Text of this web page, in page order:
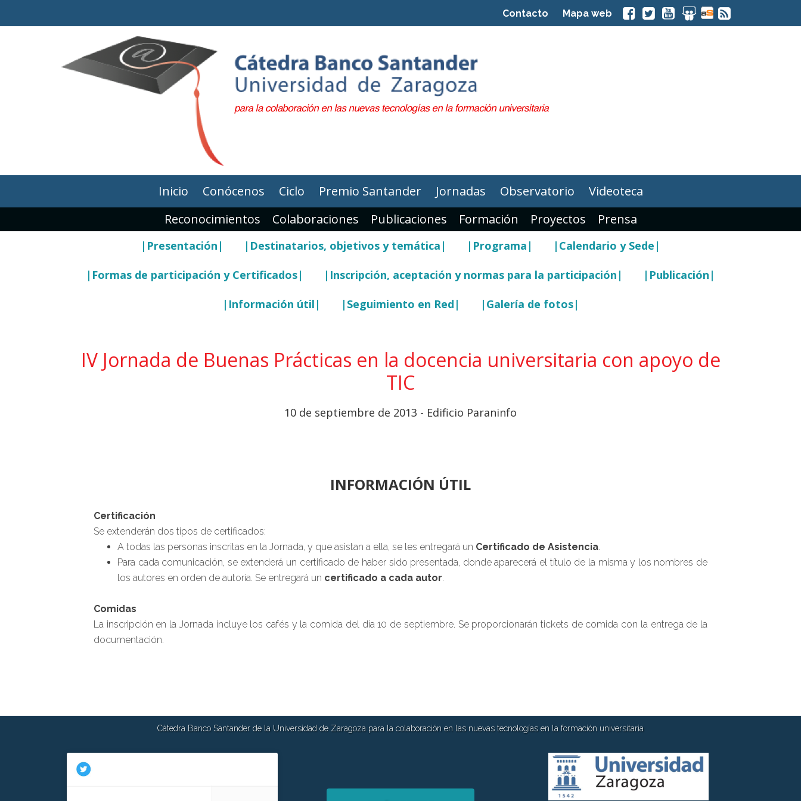
Contacto Mapa web
Inicio Conócenos Ciclo Premio Santander Jornadas Observatorio
Videoteca
Reconocimientos
Colaboraciones Publicaciones Formación Proyectos Prensa
|Presentación| |Destinatarios, objetivos y temática| |Programa| |Calendario y Sede|
|Formas de participación y Certificados| |Inscripción, aceptación y normas para la participación| |Publicación|
|Información útil| |Seguimiento en Red| |Galería de fotos|
IV Jornada de Buenas Prácticas en la docencia universitaria con apoyo de
TIC
10 de septiembre de 2013 - Edificio Paraninfo
INFORMACIÓN ÚTIL
Certificación
Se extenderán dos tipos de certificados:
A todas las personas inscritas en la Jornada, y que asistan a ella, se les entregará un Certificado de Asistencia.
Para cada comunicación, se extenderá un certificado de haber sido presentada, donde aparecerá el título de la misma y los nombres de
los autores en orden de autoría. Se entregará un certificado a cada autor.
Comidas
La inscripción en la Jornada incluye los cafés y la comida del día 10 de septiembre. Se proporcionarán tickets de comida con la entrega de la
documentación.
Cátedra Banco Santander de la Universidad de Zaragoza para la colaboración en las nuevas tecnologías en la formación universitaria